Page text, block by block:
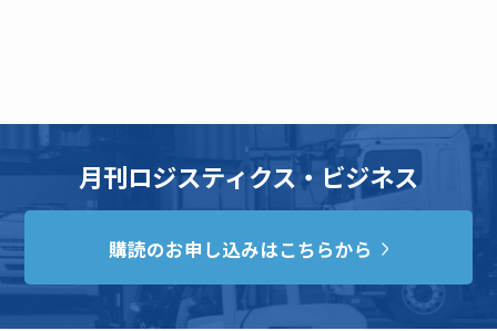
月刊ロジスティクス・ビジネス
購読のお申し込みはこちらから